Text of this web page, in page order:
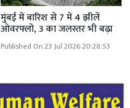
मुंबई में बारिश से 7 में 4 झीलें
ओवरफ्लो, 3 का जलस्तर भी बढ़ा
Published On 23 Jul 2026 20:28:53